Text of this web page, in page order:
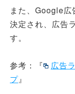
また、Google広
決定され、広告
す。
参考：『
広告
プ』